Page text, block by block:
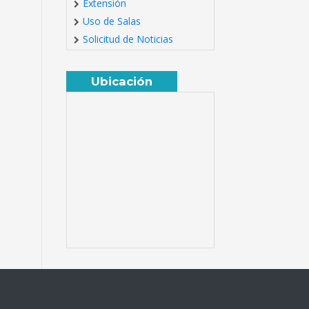
Extensión
Uso de Salas
Solicitud de Noticias
Ubicación